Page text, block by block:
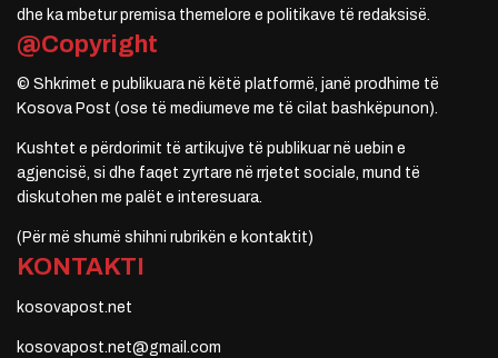
dhe ka mbetur premisa themelore e politikave të redaksisë.
@Copyright
© Shkrimet e publikuara në këtë platformë, janë prodhime të
Kosova Post (ose të mediumeve me të cilat bashkëpunon).
Kushtet e përdorimit të artikujve të publikuar në uebin e
agjencisë, si dhe faqet zyrtare në rrjetet sociale, mund të
diskutohen me palët e interesuara.
(Për më shumë shihni rubrikën e kontaktit)
KONTAKTI
kosovapost.net
kosovapost.net@gmail.com